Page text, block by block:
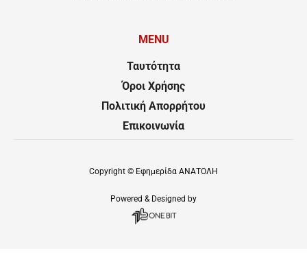
MENU
Ταυτότητα
Όροι Χρήσης
Πολιτική Απορρήτου
Επικοινωνία
Copyright © Εφημερίδα ΑΝΑΤΟΛΗ
Powered & Designed by